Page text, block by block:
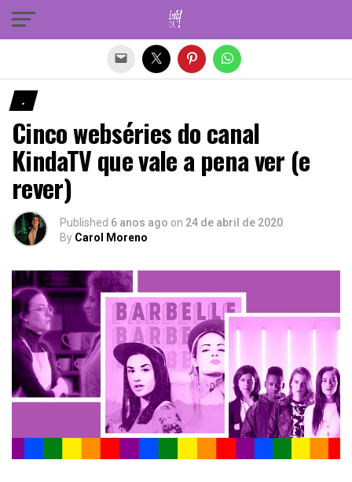
.
Cinco webséries do canal
KindaTV que vale a pena ver (e
rever)
Published 6 anos ago on 24 de abril de 2020
By Carol Moreno
Sair da versão mobile